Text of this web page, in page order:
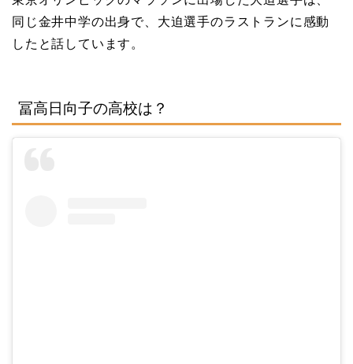
同じ金井中学の出身で、大迫選手のラストランに感動
したと話しています。
冨高日向子の高校は？